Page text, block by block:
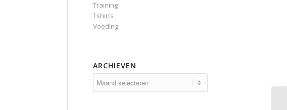
Training
Tshirts
Voeding
ARCHIEVEN